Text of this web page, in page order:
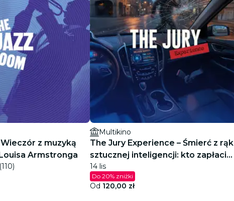
z muzyką
Armstronga
(110)
Multikino
The Jury Experience – Śmierć z rąk
sztucznej inteligencji: kto zapłaci
cenę?
14 lis
Do 20% zniżki
Od 120,00 zł